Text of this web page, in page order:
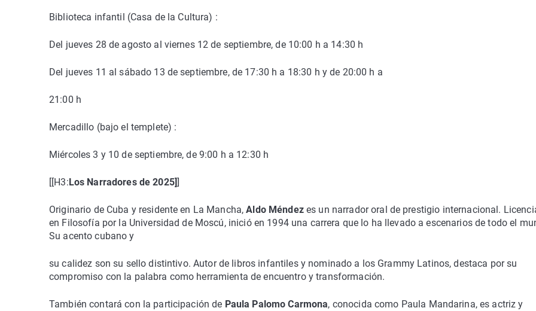
Biblioteca infantil (Casa de la Cultura) :
Del jueves 28 de agosto al viernes 12 de septiembre, de 10:00 h a 14:30 h
Del jueves 11 al sábado 13 de septiembre, de 17:30 h a 18:30 h y de 20:00 h a
21:00 h
Mercadillo (bajo el templete) :
Miércoles 3 y 10 de septiembre, de 9:00 h a 12:30 h
[[H3: Los Narradores de 2025]]
Originario de Cuba y residente en La Mancha,Aldo Méndezes un narrador oral de prestigio internacional.
en Filosofía por la Universidad de Moscú, inició en 1994 una carrera que lo ha llevado a escenarios de todo el
Su acento cubano y
su calidez son su sello distintivo. Autor de libros infantiles y nominado a los Grammy Latinos, destaca por su
compromiso con la palabra como herramienta de encuentro y transformación.
También contará con la participación de Paula Palomo Carmona, conocida como Paula Mandarina, es actriz y